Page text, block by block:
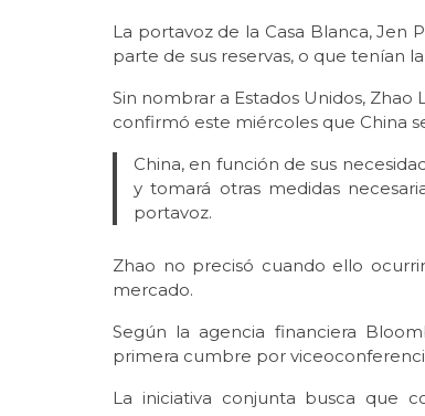
La portavoz de la Casa Blanca, Jen
parte de sus reservas, o que tenían
Sin nombrar a Estados Unidos,
confirmó este miércoles que China
China, en función de sus
y tomará otras medidas
portavoz.
Zhao no precisó cuando ello
mercado.
Según la agencia financiera
primera cumbre por
La iniciativa conjunta busca que